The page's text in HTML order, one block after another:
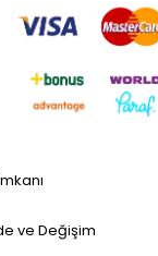
ve Değişim